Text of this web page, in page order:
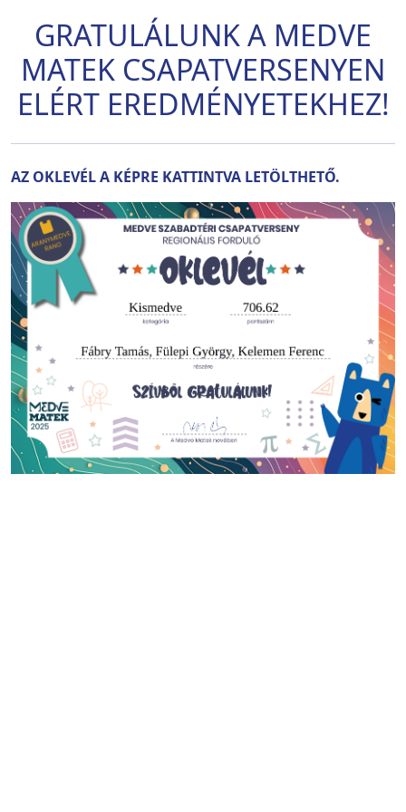
GRATULÁLUNK A MEDVE
MATEK CSAPATVERSENYEN
ELÉRT EREDMÉNYETEKHEZ!
AZ OKLEVÉL A KÉPRE KATTINTVA LETÖLTHETŐ.